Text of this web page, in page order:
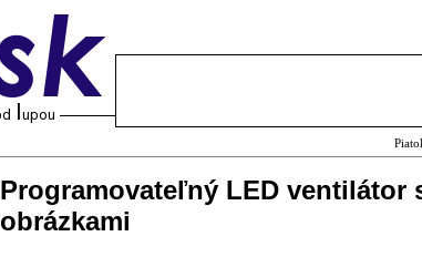
Programovateľný LED ventilátor
obrázkami